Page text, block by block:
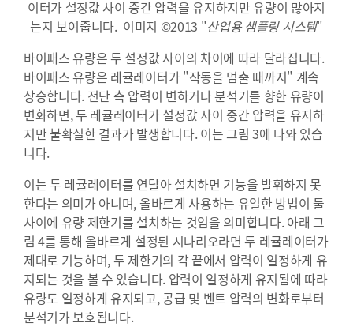
이터가 설정값 사이 중간 압력을 유지하지만 유량이 많아지
는지 보여줍니다. 이미지 ©2013 "산업용 샘플링 시스템"
바이패스 유량은 두 설정값 사이의 차이에 따라 달라집니다.
바이패스 유량은 레귤레이터가 "작동을 멈출 때까지" 계속
상승합니다. 전단 측 압력이 변하거나 분석기를 향한 유량이
변화하면, 두 레귤레이터가 설정값 사이 중간 압력을 유지하
지만 불확실한 결과가 발생합니다. 이는 그림 3에 나와 있습
니다.
이는 두 레귤레이터를 연달아 설치하면 기능을 발휘하지 못
한다는 의미가 아니며, 올바르게 사용하는 유일한 방법이 둘
사이에 유량 제한기를 설치하는 것임을 의미합니다. 아래 그
림 4를 통해 올바르게 설정된 시나리오라면 두 레귤레이터가
제대로 기능하며, 두 제한기의 각 끝에서 압력이 일정하게 유
지되는 것을 볼 수 있습니다. 압력이 일정하게 유지됨에 따라
유량도 일정하게 유지되고, 공급 및 벤트 압력의 변화로부터
분석기가 보호됩니다.